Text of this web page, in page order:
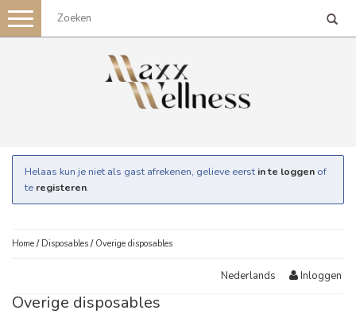
Toggle
navigation
Helaas kun je niet als gast afrekenen, gelieve eerst in te loggen of
te registeren.
Home / Disposables / Overige disposables
Nederlands Inloggen
Overige disposables